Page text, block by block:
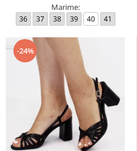
Marime:
36 37 38 39 40 41
-24%